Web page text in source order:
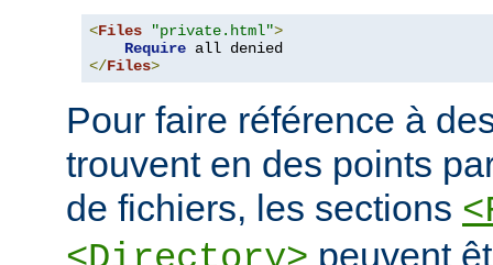
<Files "private.html">
Require
</Files>
Pour faire référence à
trouvent en des points
de fichiers, les sections
peuvent